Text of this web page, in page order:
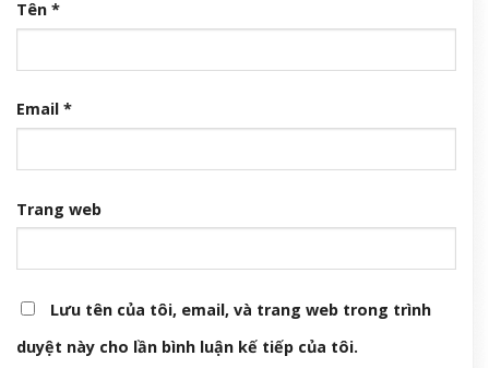
Tên *
Email *
Trang web
Lưu tên của tôi, email, và trang web trong trình
duyệt này cho lần bình luận kế tiếp của tôi.